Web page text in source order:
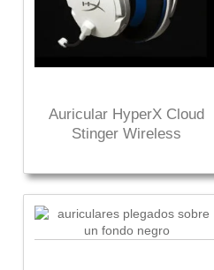
Auricular HyperX Cloud
Stinger Wireless